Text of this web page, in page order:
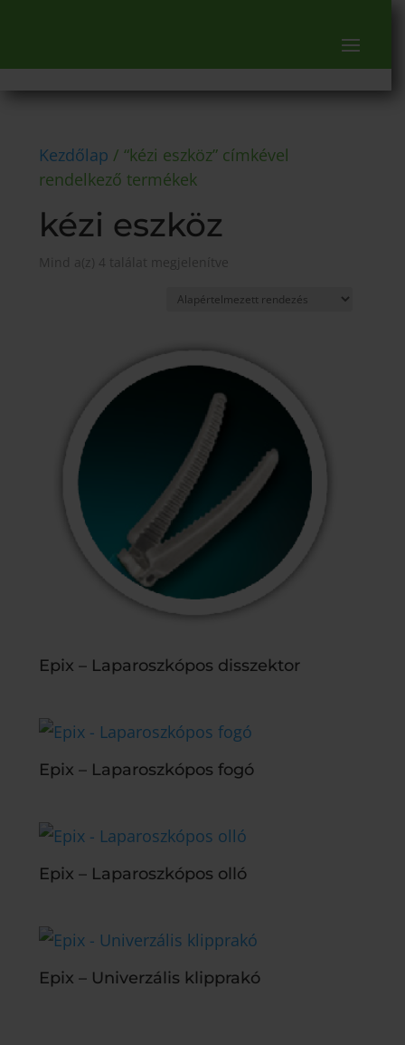
Kezdőlap / “kézi eszköz” címkével
rendelkező termékek
kézi eszköz
Mind a(z) 4 találat megjelenítve
Epix – Laparoszkópos disszektor
Epix – Laparoszkópos fogó
Epix – Laparoszkópos olló
Epix – Univerzális klipprakó